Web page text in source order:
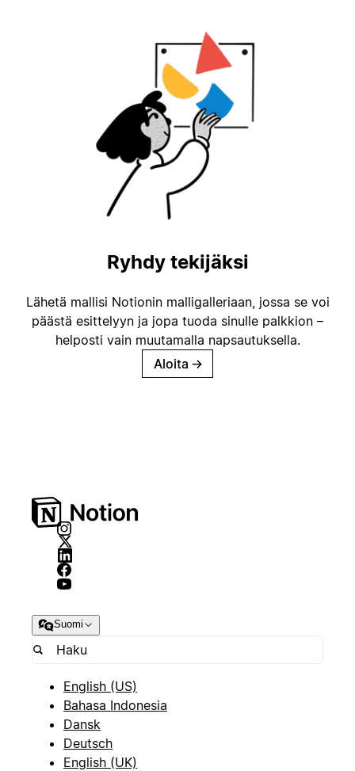
Ryhdy tekijäksi
Lähetä mallisi Notionin malligalleriaan, jossa se voi
päästä esittelyyn ja jopa tuoda sinulle palkkion –
helposti vain muutamalla napsautuksella.
Aloita →
Suomi
English (US)
Bahasa Indonesia
Dansk
Deutsch
English (UK)